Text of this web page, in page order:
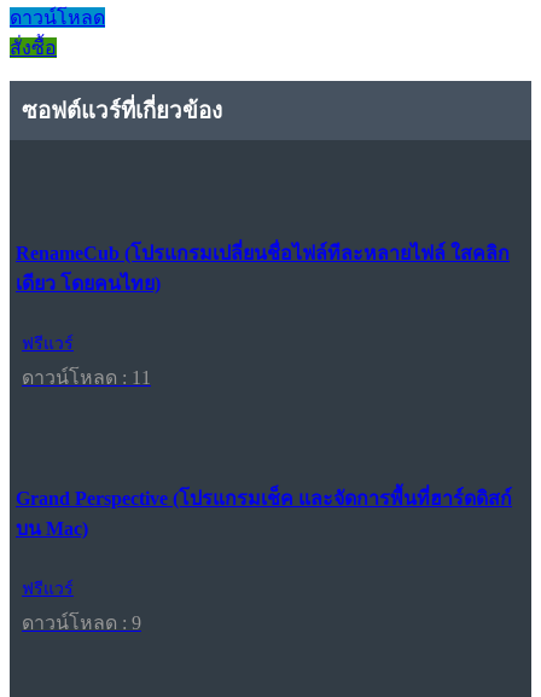
ดาวน์โหลด
สั่งซื้อ
ซอฟต์แวร์ที่เกี่ยวข้อง
RenameCub (โปรแกรมเปลี่ยนชื่อไฟล์ทีละหลายไฟล์ ใสคลิก
เดียว โดยคนไทย)
ฟรีแวร์
ดาวน์โหลด : 11
Grand Perspective (โปรแกรมเช็ค และจัดการพื้นที่ฮาร์ดดิสก์
บน Mac)
ฟรีแวร์
ดาวน์โหลด : 9